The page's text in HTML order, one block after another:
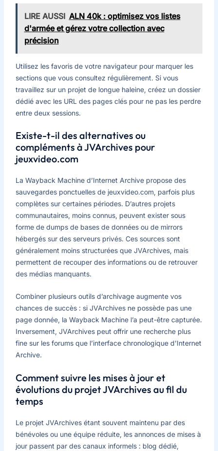
LIRE AUSSI ALN 40k : optimisez vos listes
d'armée et gérez votre collection avec
précision
Utilisez les favoris de votre navigateur pour marquer les
sections que vous consultez régulièrement. Si vous
travaillez sur un projet de longue haleine, créez un dossier
dédié avec les URL des pages clés pour ne pas les perdre
entre deux sessions.
Existe-t-il des alternatives ou
compléments à JVArchives pour
jeuxvideo.com
La Wayback Machine d’Internet Archive propose des
sauvegardes ponctuelles de jeuxvideo.com, parfois plus
complètes sur certaines périodes. D’autres projets
communautaires, moins connus, peuvent exister sous
forme de dumps de bases de données ou de mirrors
hébergés sur des serveurs privés. Ces sources sont
généralement moins structurées que JVArchives, mais
permettent de recouper des informations ou de retrouver
des médias manquants.
Combiner plusieurs outils d’archivage augmente vos
chances de succès : si JVArchives ne possède pas une
page donnée, la Wayback Machine l’a peut-être capturée.
Inversement, JVArchives peut offrir une recherche plus
fine sur les forums que l’interface chronologique d’Internet
Archive.
Comment suivre les mises à jour et
évolutions du projet JVArchives au fil du
temps
Le projet JVArchives étant souvent maintenu par des
bénévoles ou une équipe réduite, les annonces de mises à
jour passent par des canaux informels : blog dédié,